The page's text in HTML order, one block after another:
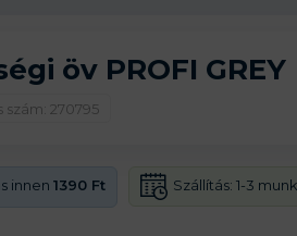
öv PROFI GREY
szám: 270795
innen 1390 Ft Szállítás: 1-3